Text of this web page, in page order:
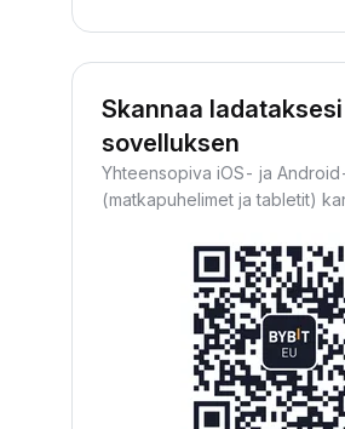
Skannaa ladataksesi
sovelluksen
Yhteensopiva iOS- ja
(matkapuhelimet ja tabletit)